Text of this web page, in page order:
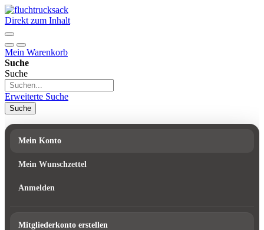
Direkt zum Inhalt
Mein Warenkorb
Suche
Suche
Erweiterte Suche
Suche
Mein Konto
Mein Wunschzettel
Anmelden
Mitgliederkonto erstellen